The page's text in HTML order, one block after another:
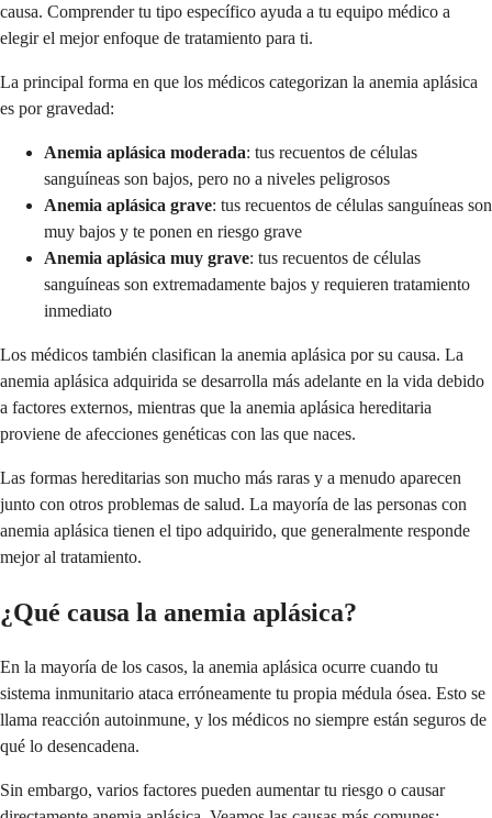
causa. Comprender tu tipo específico ayuda a tu equipo médico a
elegir el mejor enfoque de tratamiento para ti.
La principal forma en que los médicos categorizan la anemia aplásica
es por gravedad:
Anemia aplásica moderada: tus recuentos de células
sanguíneas son bajos, pero no a niveles peligrosos
Anemia aplásica grave: tus recuentos de células sanguíneas son
muy bajos y te ponen en riesgo grave
Anemia aplásica muy grave: tus recuentos de células
sanguíneas son extremadamente bajos y requieren tratamiento
inmediato
Los médicos también clasifican la anemia aplásica por su causa. La
anemia aplásica adquirida se desarrolla más adelante en la vida debido
a factores externos, mientras que la anemia aplásica hereditaria
proviene de afecciones genéticas con las que naces.
Las formas hereditarias son mucho más raras y a menudo aparecen
junto con otros problemas de salud. La mayoría de las personas con
anemia aplásica tienen el tipo adquirido, que generalmente responde
mejor al tratamiento.
¿Qué causa la anemia aplásica?
En la mayoría de los casos, la anemia aplásica ocurre cuando tu
sistema inmunitario ataca erróneamente tu propia médula ósea. Esto se
llama reacción autoinmune, y los médicos no siempre están seguros de
qué lo desencadena.
Sin embargo, varios factores pueden aumentar tu riesgo o causar